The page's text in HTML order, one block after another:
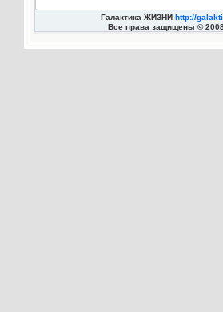
Галактика ЖИЗНИ http://
Все права защищены © 2008